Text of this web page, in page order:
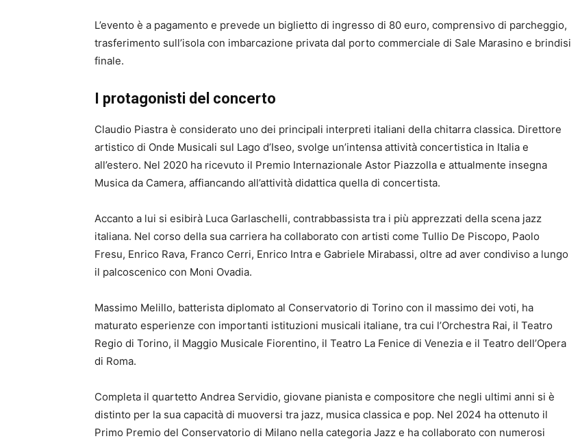
L’evento è a pagamento e prevede un biglietto di ingresso di 80 euro, comprensivo di parcheggio,
trasferimento sull’isola con imbarcazione privata dal porto commerciale di Sale Marasino e brindisi
finale.
I protagonisti del concerto
Claudio Piastra è considerato uno dei principali interpreti italiani della chitarra classica. Direttore
artistico di Onde Musicali sul Lago d’Iseo, svolge un’intensa attività concertistica in Italia e
all’estero. Nel 2020 ha ricevuto il Premio Internazionale Astor Piazzolla e attualmente insegna
Musica da Camera, affiancando all’attività didattica quella di concertista.
Accanto a lui si esibirà Luca Garlaschelli, contrabbassista tra i più apprezzati della scena jazz
italiana. Nel corso della sua carriera ha collaborato con artisti come Tullio De Piscopo, Paolo
Fresu, Enrico Rava, Franco Cerri, Enrico Intra e Gabriele Mirabassi, oltre ad aver condiviso a lungo
il palcoscenico con Moni Ovadia.
Massimo Melillo, batterista diplomato al Conservatorio di Torino con il massimo dei voti, ha
maturato esperienze con importanti istituzioni musicali italiane, tra cui l’Orchestra Rai, il Teatro
Regio di Torino, il Maggio Musicale Fiorentino, il Teatro La Fenice di Venezia e il Teatro dell’Opera
di Roma.
Completa il quartetto Andrea Servidio, giovane pianista e compositore che negli ultimi anni si è
distinto per la sua capacità di muoversi tra jazz, musica classica e pop. Nel 2024 ha ottenuto il
Primo Premio del Conservatorio di Milano nella categoria Jazz e ha collaborato con numerosi